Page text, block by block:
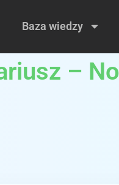
Baza wiedzy
–